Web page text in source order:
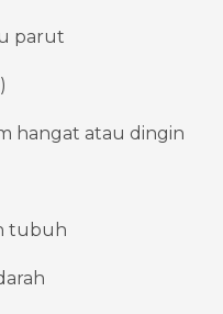
parut
hangat atau dingin
tubuh